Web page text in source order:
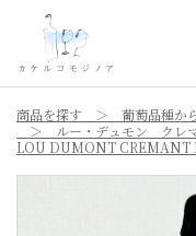
商品を探す 葡萄品種か
ルー・デュモン クレ
LOU DUMONT CREMANT